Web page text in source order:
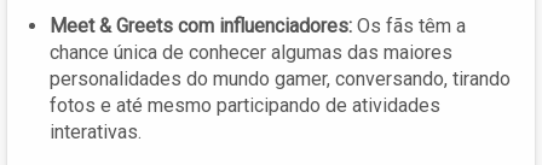
Meet & Greets com influenciadores: Os fãs têm a
chance única de conhecer algumas das maiores
personalidades do mundo gamer, conversando, tirando
fotos e até mesmo participando de atividades
interativas.